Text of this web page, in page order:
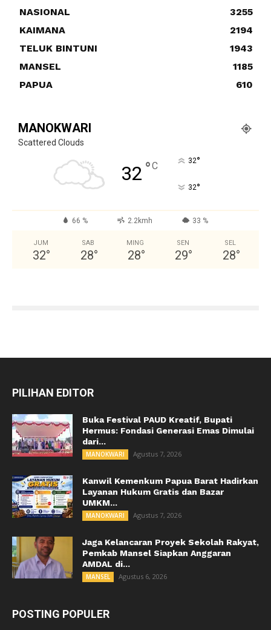
NASIONAL
3255
KAIMANA
2194
TELUK BINTUNI
1943
MANSEL
1185
PAPUA
610
MANOKWARI
Scattered Clouds
32 °C 32°
32°
66 % 2.2kmh 33 %
JUM
32°
SAB
28°
MING
28°
SEN
29°
SEL
28°
PILIHAN EDITOR
Buka Festival PAUD Kreatif, Bupati
Hermus: Fondasi Generasi Emas Dimulai
dari...
MANOKWARI Agustus 7, 2026
Kanwil Kemenkum Papua Barat Hadirkan
Layanan Hukum Gratis dan Bazar
UMKM...
MANOKWARI Agustus 7, 2026
Jaga Kelancaran Proyek Sekolah Rakyat,
Pemkab Mansel Siapkan Anggaran
AMDAL di...
MANSEL Agustus 6, 2026
POSTING POPULER